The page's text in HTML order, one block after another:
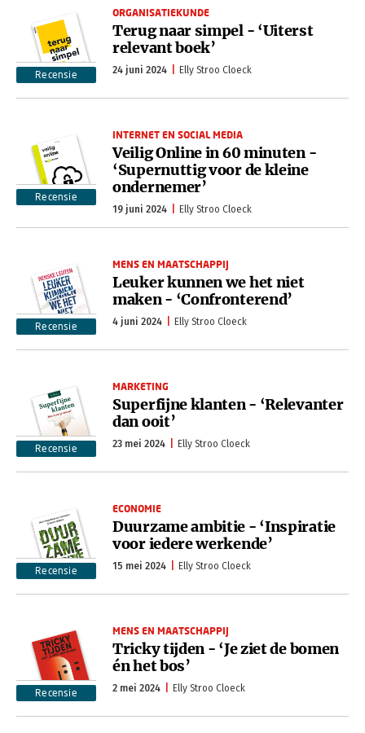
Recensie
ORGANISATIEKUNDE
Terug naar simpel - ‘Uiterst
relevant boek’
24 juni 2024 Elly Stroo Cloeck
Recensie
INTERNET EN SOCIAL MEDIA
Veilig Online in 60 minuten -
‘Supernuttig voor de kleine
ondernemer’
19 juni 2024 Elly Stroo Cloeck
Recensie
MENS EN MAATSCHAPPIJ
Leuker kunnen we het niet
maken - ‘Confronterend’
4 juni 2024 Elly Stroo Cloeck
Recensie
MARKETING
Superfijne klanten - ‘Relevanter
dan ooit’
23 mei 2024 Elly Stroo Cloeck
Recensie
ECONOMIE
Duurzame ambitie - ‘Inspiratie
voor iedere werkende’
15 mei 2024 Elly Stroo Cloeck
Recensie
MENS EN MAATSCHAPPIJ
Tricky tijden - ‘Je ziet de bomen
én het bos’
2 mei 2024 Elly Stroo Cloeck